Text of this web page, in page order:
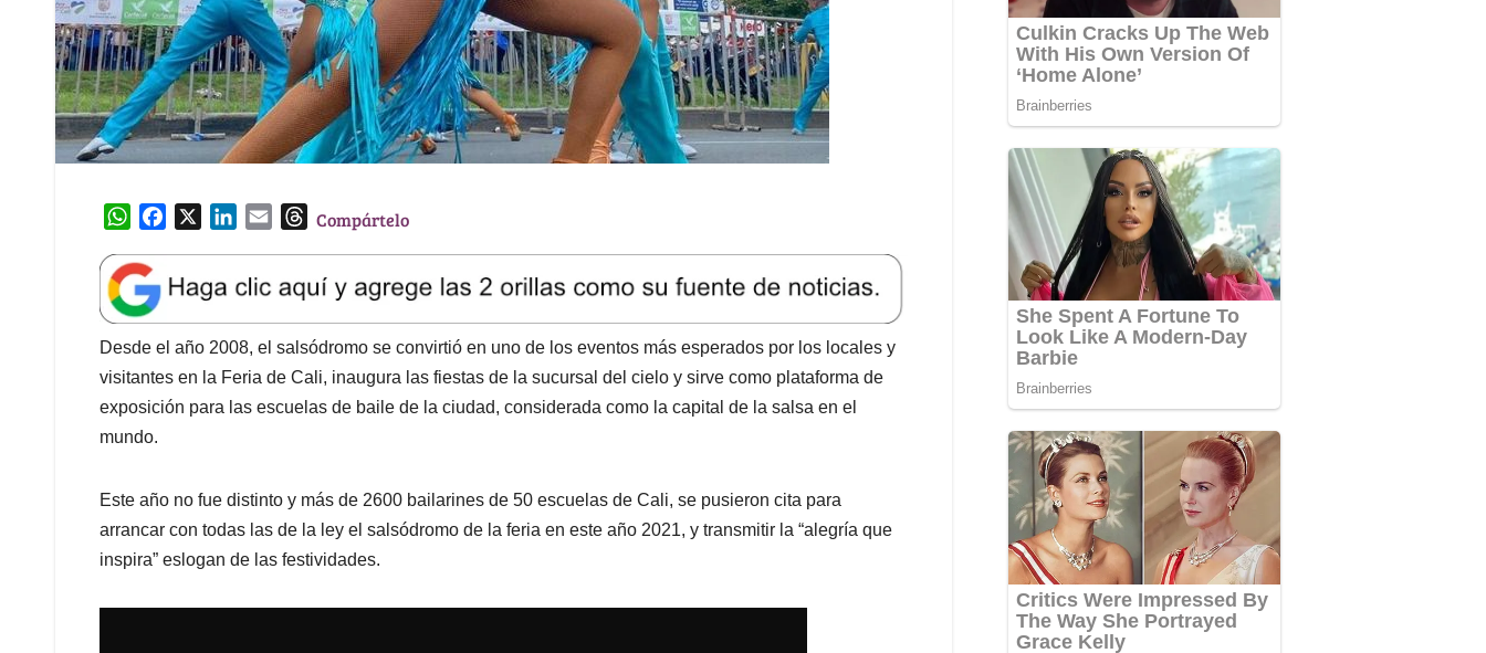
W
a
t
s
A
p
p
e
b
o
o
k
k
e
d
I
n
l
T
e
a
d
s
Compártelo
Desde el año 2008, el salsódromo se convirtió en uno de los eventos más esperados por los locales y
visitantes en la Feria de Cali, inaugura las fiestas de la sucursal del cielo y sirve como plataforma de
exposición para las escuelas de baile de la ciudad, considerada como la capital de la salsa en el
mundo.
Este año no fue distinto y más de 2600 bailarines de 50 escuelas de Cali, se pusieron cita para
arrancar con todas las de la ley el salsódromo de la feria en este año 2021, y transmitir la “alegría que
inspira” eslogan de las festividades.